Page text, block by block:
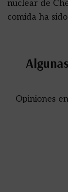
nuclear de
comida ha
Opiniones